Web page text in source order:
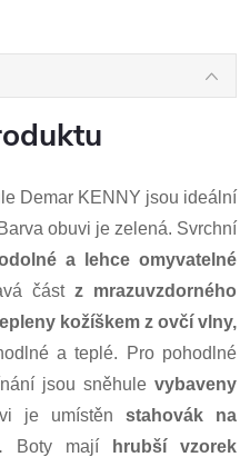
Demar KENNY jsou ideální
obuvi je zelená. Svrchní
a lehce omyvatelné
část z mrazuvzdorného
kožíškem z ovčí vlny,
a teplé. Pro pohodlné
jsou sněhule vybaveny
je umístěn stahovák na
Boty mají
hrubší vzorek